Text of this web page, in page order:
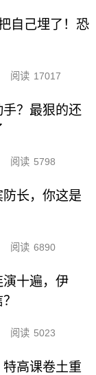
自己埋了！恐
阅读 17017
？最狠的还
阅读 5798
长，你这是
阅读 6890
十遍，伊
阅读 5023
高课卷土重